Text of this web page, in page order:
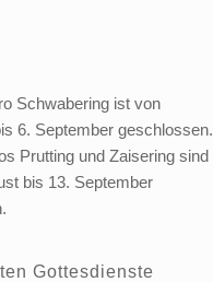
Schwabering ist von
6. September geschlossen.
Prutting und Zaisering sind
bis 13. September
Gottesdienste